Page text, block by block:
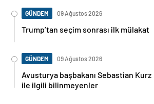
GÜNDEM 09 Ağustos 2026
Trump’tan seçim sonrası ilk mülakat
GÜNDEM 09 Ağustos 2026
Avusturya başbakanı Sebastian Kurz
ile ilgili bilinmeyenler